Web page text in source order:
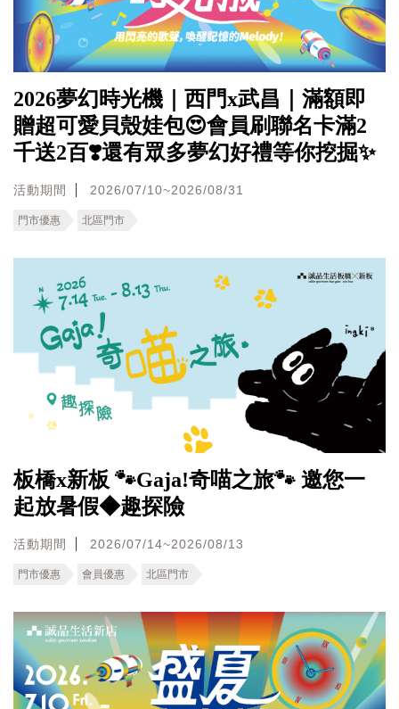
2026夢幻時光機｜西門x武昌｜滿額即
贈超可愛貝殼娃包😍會員刷聯名卡滿2
千送2百❣️還有眾多夢幻好禮等你挖掘✨
活動期間 2026/07/10~2026/08/31
門市優惠 北區門市
板橋x新板 🐾Gaja!奇喵之旅🐾 邀您一
起放暑假◆趣探險
活動期間 2026/07/14~2026/08/13
門市優惠 會員優惠 北區門市